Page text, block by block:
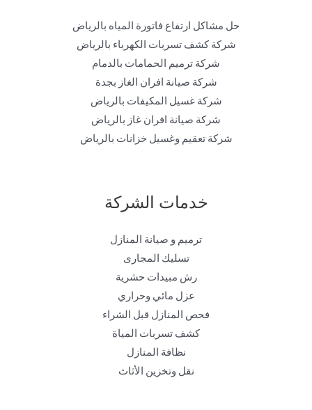
حل مشاكل ارتفاع فاتورة المياه بالرياض
شركة كشف تسربات الكهرباء بالرياض
شركة ترميم الحمامات بالدمام
شركة صيانة افران الغاز بجدة
شركة غسيل المكيفات بالرياض
شركة صيانة افران غاز بالرياض
شركة تعقيم وغسيل خزانات بالرياض
خدمات الشركة
ترميم و صيانة المنازل
تسليك المجارى
رش مبيدات حشرية
عزل مائي وحراري
فحص المنازل قبل الشراء
كشف تسربات المياة
نظافة المنازل
نقل وتخزين الأثاث